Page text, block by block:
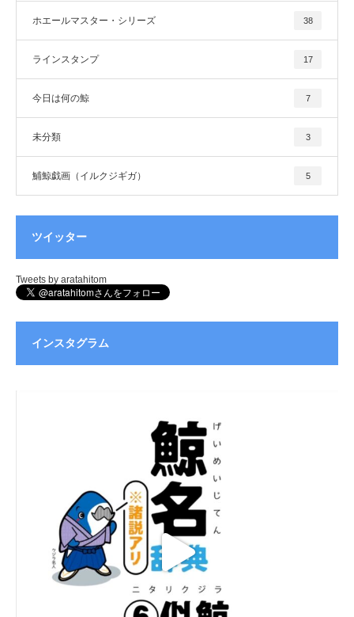
ホエールマスター・シリーズ 38
ラインスタンプ 17
今日は何の鯨 7
未分類 3
鯆鯨戯画（イルクジギガ） 5
ツイッター
Tweets by aratahitom
インスタグラム